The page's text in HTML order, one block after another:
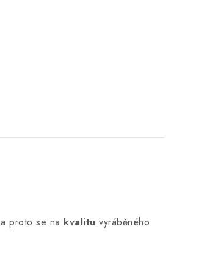
a proto se na kvalitu vyráběného